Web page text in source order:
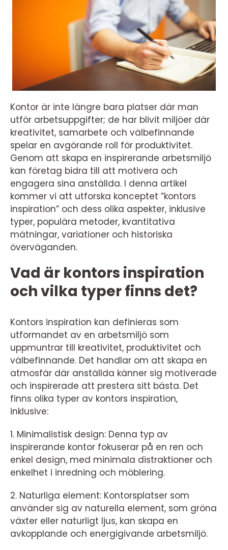
Kontor är inte längre bara platser där man
utför arbetsuppgifter; de har blivit miljöer där
kreativitet, samarbete och välbefinnande
spelar en avgörande roll för produktivitet.
Genom att skapa en inspirerande arbetsmiljö
kan företag bidra till att motivera och
engagera sina anställda. I denna artikel
kommer vi att utforska konceptet ”kontors
inspiration” och dess olika aspekter, inklusive
typer, populära metoder, kvantitativa
mätningar, variationer och historiska
överväganden.
Vad är kontors inspiration
och vilka typer finns det?
Kontors inspiration kan definieras som
utformandet av en arbetsmiljö som
uppmuntrar till kreativitet, produktivitet och
välbefinnande. Det handlar om att skapa en
atmosfär där anställda känner sig motiverade
och inspirerade att prestera sitt bästa. Det
finns olika typer av kontors inspiration,
inklusive:
1. Minimalistisk design: Denna typ av
inspirerande kontor fokuserar på en ren och
enkel design, med minimala distraktioner och
enkelhet i inredning och möblering.
2. Naturliga element: Kontorsplatser som
använder sig av naturella element, som gröna
växter eller naturligt ljus, kan skapa en
avkopplande och energigivande arbetsmiljö.